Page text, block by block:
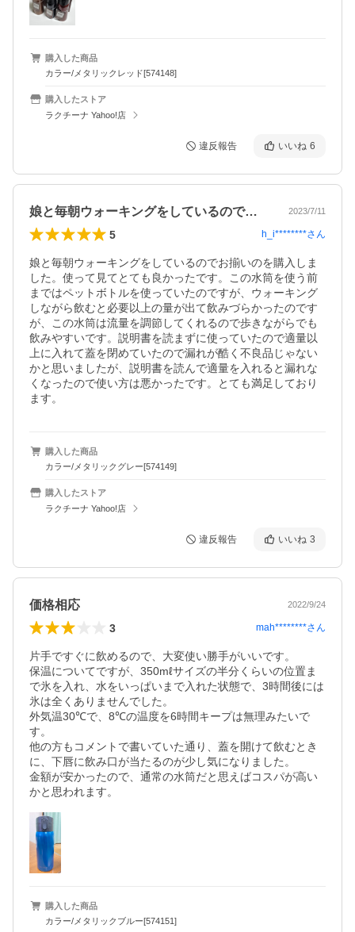
購入した商品
カラー/メタリックレッド[574148]
購入したストア
ラクチーナ Yahoo!店
違反報告 いいね 6
娘と毎朝ウォーキングをしているのでお揃… 2023/7/11
5 h_i********さん
娘と毎朝ウォーキングをしているのでお揃いのを購入しま
した。使って見てとても良かったです。この水筒を使う前
まではペットボトルを使っていたのですが、ウォーキング
しながら飲むと必要以上の量が出て飲みづらかったのです
が、この水筒は流量を調節してくれるので歩きながらでも
飲みやすいです。説明書を読まずに使っていたので適量以
上に入れて蓋を閉めていたので漏れが酷く不良品じゃない
かと思いましたが、説明書を読んで適量を入れると漏れな
くなったので使い方は悪かったです。とても満足しており
ます。
購入した商品
カラー/メタリックグレー[574149]
購入したストア
ラクチーナ Yahoo!店
違反報告 いいね 3
価格相応 2022/9/24
3 mah********さん
片手ですぐに飲めるので、大変使い勝手がいいです。
保温についてですが、350mℓサイズの半分くらいの位置ま
で氷を入れ、水をいっぱいまで入れた状態で、3時間後には
氷は全くありませんでした。
外気温30℃で、8℃の温度を6時間キープは無理みたいで
す。
他の方もコメントで書いていた通り、蓋を開けて飲むとき
に、下唇に飲み口が当たるのが少し気になりました。
金額が安かったので、通常の水筒だと思えばコスパが高い
購入した商品
カラー/メタリックブルー[574151]